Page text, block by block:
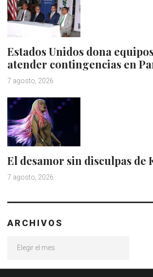
Estados Unidos dona
atender contingencias en
7 agosto, 2026
El desamor sin disculpas de
7 agosto, 2026
ARCHIVOS